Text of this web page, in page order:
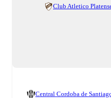
Club Atletico
Central Cordoba de